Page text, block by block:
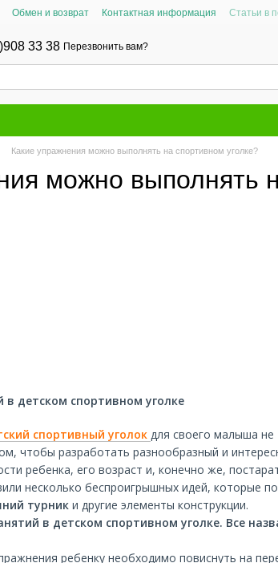
Обмен и возврат Контактная информация
Статьи в
33 38 Перезвонить вам?
Какие упражнения можно выполнять на спортивном уголке?
можно выполнять
детском спортивном уголке
спортивный уголок для своего малыша не
чтобы разработать разнообразный и
ребенка, его возраст и, конечно же,
несколько беспроигрышных идей, которые
турник и другие элементы конструкции.
в детском спортивном уголке. Все
ребенку необходимо повиснуть на